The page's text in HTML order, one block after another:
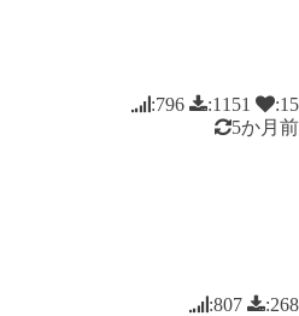
:796
:1151
:15
5か月前
:807
:268